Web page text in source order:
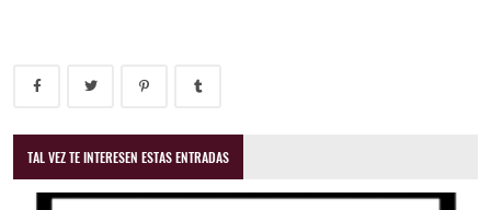
TAL VEZ TE INTERESEN ESTAS ENTRADAS